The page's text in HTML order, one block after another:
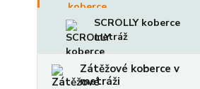
SCROLLY koberce
metráž
Zátěžové koberce v
metráži